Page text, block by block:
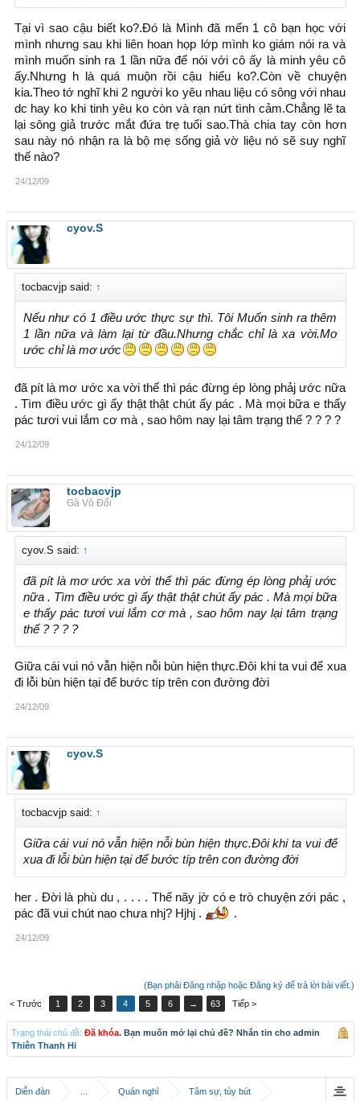
Tại vì sao cậu biết ko?.Đó là Mình đã mến 1 cô bạn học với
mình nhưng sau khi liên hoan họp lớp mình ko giám nói ra và
mình muốn sinh ra 1 lần nữa để nói với cô ấy là minh yêu cô
ấy.Nhưng h là quá muộn rồi cậu hiểu ko?.Còn về chuyện
kia.Theo tớ nghĩ khi 2 người ko yêu nhau liệu có sông với nhau
dc hay ko khi tinh yêu ko còn và rạn nứt tình cảm.Chẳng lẽ ta
lại sông giả trước mắt đứa trẹ tuổi sao.Thà chia tay còn hơn
sau này nó nhận ra là bộ mẹ sống giả vờ liệu nó sẽ suy nghĩ
thế nào?
24/12/09
cyov.S
tocbacvjp said: ↑
Nếu như có 1 điều ước thực sự thì. Tôi Muốn sinh ra thêm
1 lần nữa và làm lại từ đầu.Nhưng chắc chỉ là xa vời.Mơ
ước chỉ là mơ ước
đã pít là mơ ước xa vời thế thì pác đừng ép lòng phảj ước nữa
. Tìm điều ước gì ấy thật thật chút ấy pác . Mà mọi bữa e thấy
pác tươi vui lắm cơ mà , sao hôm nay lại tâm trạng thế ? ? ? ?
24/12/09
tocbacvjp
Gà Vô Đối
cyov.S said: ↑
đã pít là mơ ước xa vời thế thì pác đừng ép lòng phảj ước
nữa . Tìm điều ước gì ấy thật thật chút ấy pác . Mà mọi bữa
e thấy pác tươi vui lắm cơ mà , sao hôm nay lại tâm trạng
thế ? ? ? ?
Giữa cái vui nó vẫn hiện nỗi bùn hiện thực.Đôi khi ta vui để xua
đi lỗi bùn hiện tại để bước típ trên con đường đời
24/12/09
cyov.S
tocbacvjp said: ↑
Giữa cái vui nó vẫn hiện nỗi bùn hiện thực.Đôi khi ta vui để
xua đi lỗi bùn hiện tại để bước típ trên con đường đời
her . Đời là phù du , . . . . Thế nãy jờ có e trò chuyện zới pác ,
pác đã vui chút nao chưa nhj? Hjhj .
.
24/12/09
(Bạn phải Đăng nhập hoặc Đăng ký để trả lời bài viết.)
< Trước
1 2 3 4 5 6 → 63 Tiếp >
Trạng thái chủ đề: Đã khóa. Bạn muốn mở lại chủ đề? Nhắn tin cho admin
Thiên Thanh Hi
Diễn đàn Quán nghỉ Tâm sự, tùy bút